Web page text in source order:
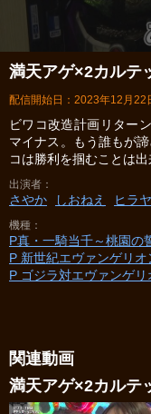
満天アゲ×2カル
配信開始日：2023年12月22
ビワコ改造計画リター
マイナス。もう誰もが
コは勝利を掴むことは出
出演者
さやか しおねえ ヒラ
機種
P真・一騎当千～桃園の
P 新世紀エヴァンゲリ
P ゴジラ対エヴァンゲ
関連動画
満天アゲ×2カルテ